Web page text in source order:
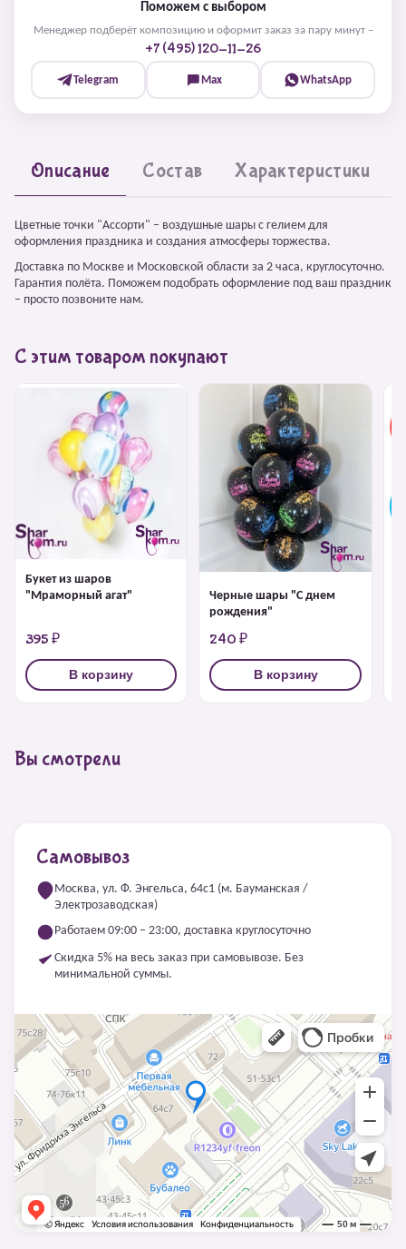
Поможем с выбором
Менеджер подберёт композицию и оформит заказ за пару минут –
+7 (495) 120-11-26
Telegram Max WhatsApp
Описание Состав Характеристики
Цветные точки "Ассорти" – воздушные шары с гелием для
оформления праздника и создания атмосферы торжества.
Доставка по Москве и Московской области за 2 часа, круглосуточно.
Гарантия полёта. Поможем подобрать оформление под ваш праздник
– просто позвоните нам.
С этим товаром покупают
Букет из шаров
"Мраморный агат"
395 ₽
В корзину
Черные шары "С днем
рождения"
240 ₽
В корзину
Вы смотрели
Самовывоз
Москва, ул. Ф. Энгельса, 64с1 (м. Бауманская /
Электрозаводская)
Работаем 09:00 – 23:00, доставка круглосуточно
Скидка 5% на весь заказ при самовывозе. Без
минимальной суммы.